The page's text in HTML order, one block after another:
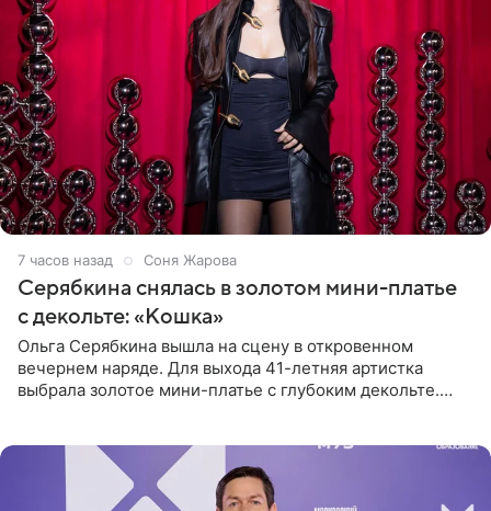
7 часов назад Соня Жарова
Серябкина снялась в золотом мини-платье
с декольте: «Кошка»
Ольга Серябкина вышла на сцену в откровенном
вечернем наряде. Для выхода 41-летняя артистка
выбрала золотое мини-платье с глубоким декольте.